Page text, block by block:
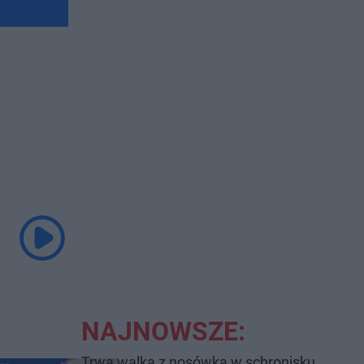
NAJNOWSZE: